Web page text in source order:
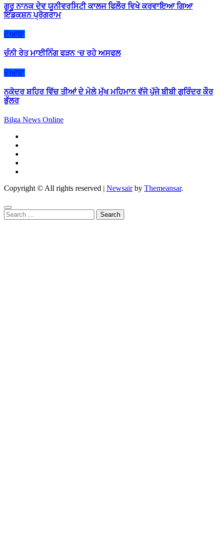
ਗੁਰੂ ਨਾਨਕ ਦੇਵ ਯੂਨੀਵਰਸਿਟੀ ਕਾਲਜ ਫਿਲੌਰ ਵਿਖੇ ਕਰਵਾਇਆ ਗਿਆ
ਇੰਡਕਸ਼ਨ ਪ੍ਰੋਗਰਾਮ
ਦੋਆਬਾ
ਚੰਨੀ ਰੇਤ ਮਾਈਨਿੰਗ ਫੜਨ ‘ਚ ਰਹੇ ਅਸਫਲ
ਦੋਆਬਾ
ਨਕੋਦਰ ਸ਼ਹਿਰ ਵਿੱਚ ਤੀਆਂ ਦੇ ਮੇਲੇ ਮੁੱਖ ਮਹਿਮਾਨ ਵੱਜੋ ਪੁੱਜੇ ਬੀਬੀ ਗੁਰਿੰਦਰ ਕੌਰ
ਭੁੱਲਰ
Bilga News Online
Copyright © All rights reserved | Newsairby Themeansar.
Search
for: